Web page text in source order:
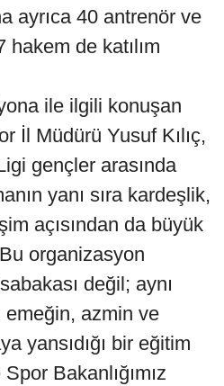
ayrıca 40 antrenör ve
de katılım
ile ilgili konuşan
İl Müdürü Yusuf Kılıç,
gençler arasında
yanı sıra kardeşlik,
açısından da büyük
organizasyon
değil; aynı
azmin ve
yansıdığı bir eğitim
Bakanlığımız